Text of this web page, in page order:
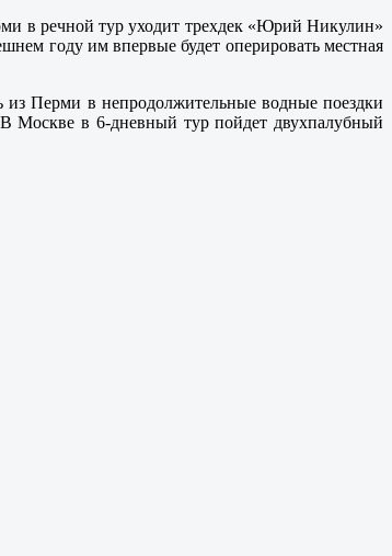
в речной тур уходит трехдек «Юрий Никулин»
году им впервые будет оперировать местная
из Перми в непродолжительные водные поездки
Москве в 6-дневный тур пойдет двухпалубный